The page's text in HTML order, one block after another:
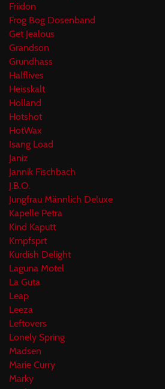
Friidon
Frog Bog Dosenband
Get Jealous
Grandson
Grundhass
Halflives
Heisskalt
Holland
Hotshot
HotWax
Isang Load
Janiz
Jannik Fischbach
J.B.O.
Jungfrau Männlich Deluxe
Kapelle Petra
Kind Kaputt
Kmpfsprt
Kurdish Delight
Laguna Motel
La Guta
Leap
Leeza
Leftovers
Lonely Spring
Madsen
Marie Curry
Marky